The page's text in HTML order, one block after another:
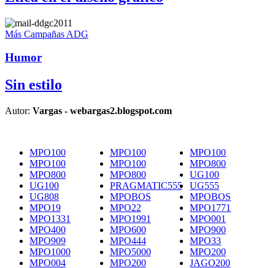
Más Campañas ADG
Humor
Sin estilo
Autor: Vargas - webargas2.blogspot.com
MPO100 MPO100
MPO100
MPO100
MPO100
MPO800
MPO800
MPO800
UG100
UG100
PRAGMATIC555
UG555
UG808
MPOBOS
MPOBOS
MPO19
MPO22
MPO1771
MPO1331
MPO1991
MPO001
MPO400
MPO600
MPO900
MPO909
MPO444
MPO33
MPO1000
MPO5000
MPO200
MPO004
MPO200
JAGO200